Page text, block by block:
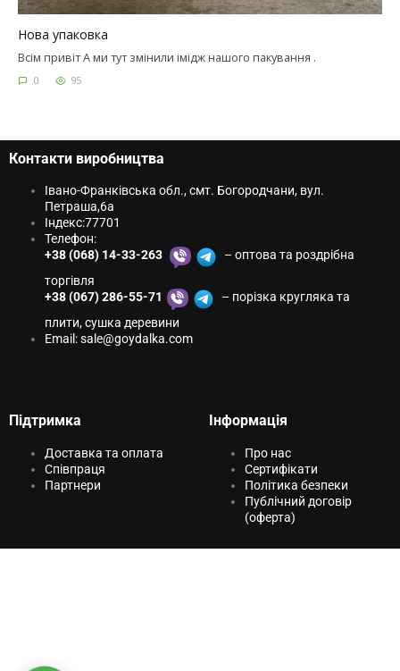
Нова упаковка
Всім привіт А ми тут змінили імідж нашого пакування .
0 95
Контакти виробництва
Івано-Франківська обл., смт. Богородчани, вул.
Петраша,6a
Індекс:77701
Телефон:
+38 (068) 14-33-263
– оптова та роздрібна
торгівля
+38 (067) 286-55-71
– порізка кругляка та
плити, сушка деревини
Email:sale@goydаlkа.com
Підтримка
Доставка та оплата
Співпраця
Партнери
Інформація
Про нас
Сертифікати
Політика безпеки
Публічний договір
(оферта)